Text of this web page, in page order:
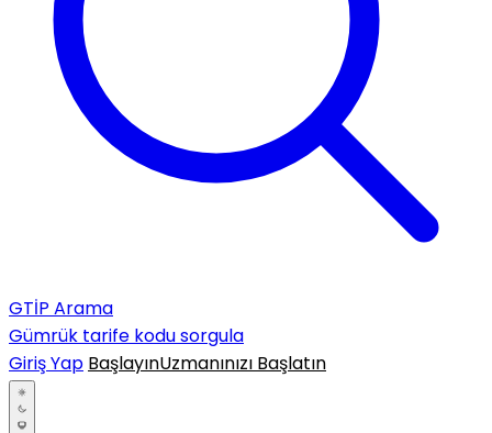
GTİP Arama
Gümrük tarife kodu sorgula
Giriş Yap BaşlayınUzmanınızı Başlatın